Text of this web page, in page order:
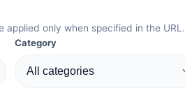
only when specified in the URL.
Category